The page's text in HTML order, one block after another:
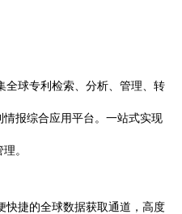
全球专利检索、分析、管理、转
报综合应用平台。一站式实现
。
快捷的全球数据获取通道，高度